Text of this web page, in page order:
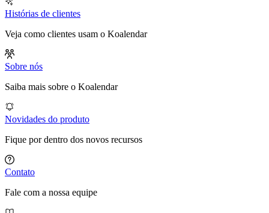
Histórias de clientes
Veja como clientes usam o Koalendar
Sobre nós
Saiba mais sobre o Koalendar
Novidades do produto
Fique por dentro dos novos recursos
Contato
Fale com a nossa equipe